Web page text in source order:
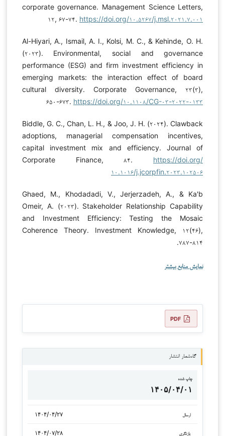
corporate governance. Management Science Letters,
۱۲, ۶۷-۷۴. https://doi.org/۱۰.۵۲۶۷/j.msl.۲۰۲۱.۷.۰۰۱
Al-Hiyari, A., Ismail, A. I., Kolsi, M. C., & Kehinde, O. H.
(۲۰۲۳). Environmental, social and governance
performance (ESG) and firm investment efficiency in
emerging markets: the interaction effect of board
cultural diversity. Corporate Governance, ۲۳(۳),
۶۵۰-۶۷۳. https://doi.org/۱۰.۱۱۰۸/CG-۰۳-۲۰۲۲-۰۱۳۳
Biddle, G. C., Chan, L. H., & Joo, J. H. (۲۰۲۴). Clawback
adoptions, managerial compensation incentives,
capital investment mix and efficiency. Journal of
Corporate Finance, ۸۴. https://doi.org/
۱۰.۱۰۱۶/j.jcorpfin.۲۰۲۳.۱۰۲۵۰۶
Ghaed, M., Khodadadi, V., Jerjerzadeh, A., & Ka'b
Omeir, A. (۲۰۲۳). Stakeholder Relationship Capability
and Investment Efficiency: Testing the Mosaic
Coherence Theory. Investment Knowledge, ۱۲(۴۶),
۷۸۷-۸۱۴.
نمایش منابع بیشتر
PDF
گاه‌شمار انتشار
چاپ شده
۱۴۰۵/۰۴/۰۱
ارسال ۱۴۰۴/۰۴/۲۷
بازنگری ۱۴۰۴/۰۷/۲۸